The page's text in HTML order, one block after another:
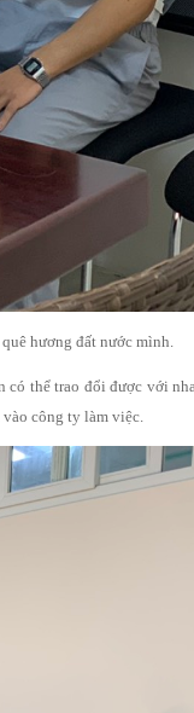
hương đất nước mình.
có thể trao đổi được với
công ty làm việc.